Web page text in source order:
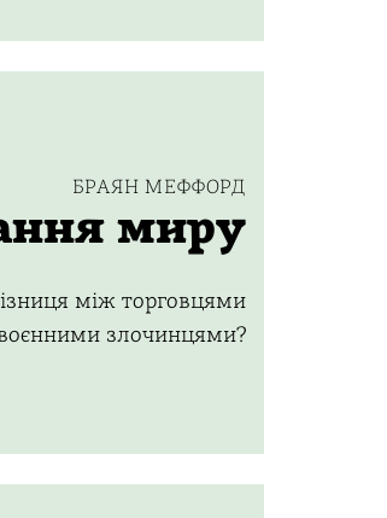
БРАЯН МЕФФОРД
миру
між торговцями
злочинцями?